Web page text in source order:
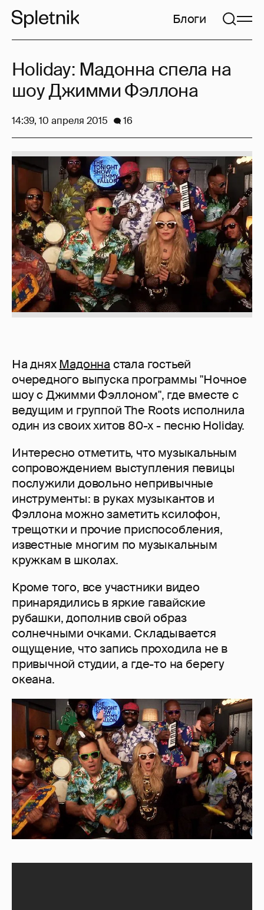
Блоги
На днях Мадонна стала гостьей
очередного выпуска программы "Ночное
шоу с Джимми Фэллоном", где вместе с
ведущим и группой The Roots исполнила
один из своих хитов 80-х - песню Holiday.
Интересно отметить, что музыкальным
сопровождением выступления певицы
послужили довольно непривычные
инструменты: в руках музыкантов и
Фэллона можно заметить ксилофон,
трещотки и прочие приспособления,
известные многим по музыкальным
кружкам в школах.
Кроме того, все участники видео
принарядились в яркие гавайские
рубашки, дополнив свой образ
солнечными очками. Складывается
ощущение, что запись проходила не в
привычной студии, а где-то на берегу
океана.
Holiday: Мадонна спела на
шоу Джимми Фэллона
14:39, 10 апреля 2015 16